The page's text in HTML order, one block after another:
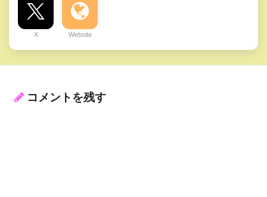
X Website
コメントを残す